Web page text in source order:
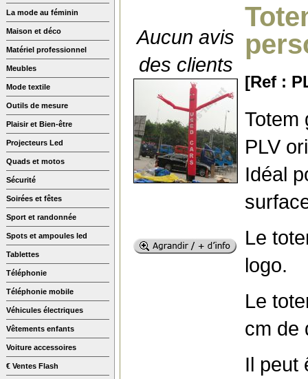
La mode au féminin
Maison et déco
Matériel professionnel
Meubles
Mode textile
Outils de mesure
Plaisir et Bien-être
Projecteurs Led
Quads et motos
Sécurité
Soirées et fêtes
Sport et randonnée
Spots et ampoules led
Tablettes
Téléphonie
Téléphonie mobile
Véhicules électriques
Vêtements enfants
Voiture accessoires
€ Ventes Flash
Aucun avis
des clients
[Ref :
Totem
PLV
Idéal
Le
logo.
Le
cm de
Il peut